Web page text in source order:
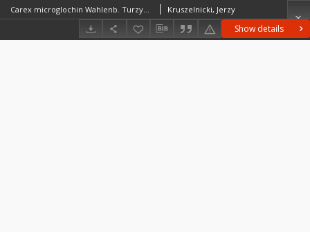
Show details
Carex microglochin Wahlenb. Turzyca drobnozadziorkowa Kruszelnicki, Jerzy